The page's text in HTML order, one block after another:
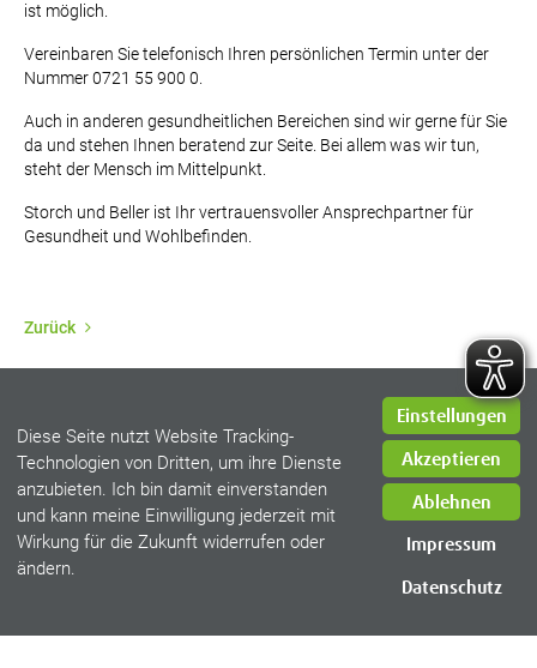
ist möglich.
Vereinbaren Sie telefonisch Ihren persönlichen Termin unter der
Nummer 0721 55 900 0.
Auch in anderen gesundheitlichen Bereichen sind wir gerne für Sie
da und stehen Ihnen beratend zur Seite. Bei allem was wir tun,
steht der Mensch im Mittelpunkt.
Storch und Beller ist Ihr vertrauensvoller Ansprechpartner für
Gesundheit und Wohlbefinden.
Zurück
Impressum
Datenschutz
AGB
Cookieeinstellungen
Diese Seite nutzt Website Tracking-
Technologien von Dritten, um ihre Dienste
anzubieten. Ich bin damit einverstanden
und kann meine Einwilligung jederzeit mit
Wirkung für die Zukunft widerrufen oder
ändern.
Einstellungen
Akzeptieren
Ablehnen
Impressum
Datenschutz